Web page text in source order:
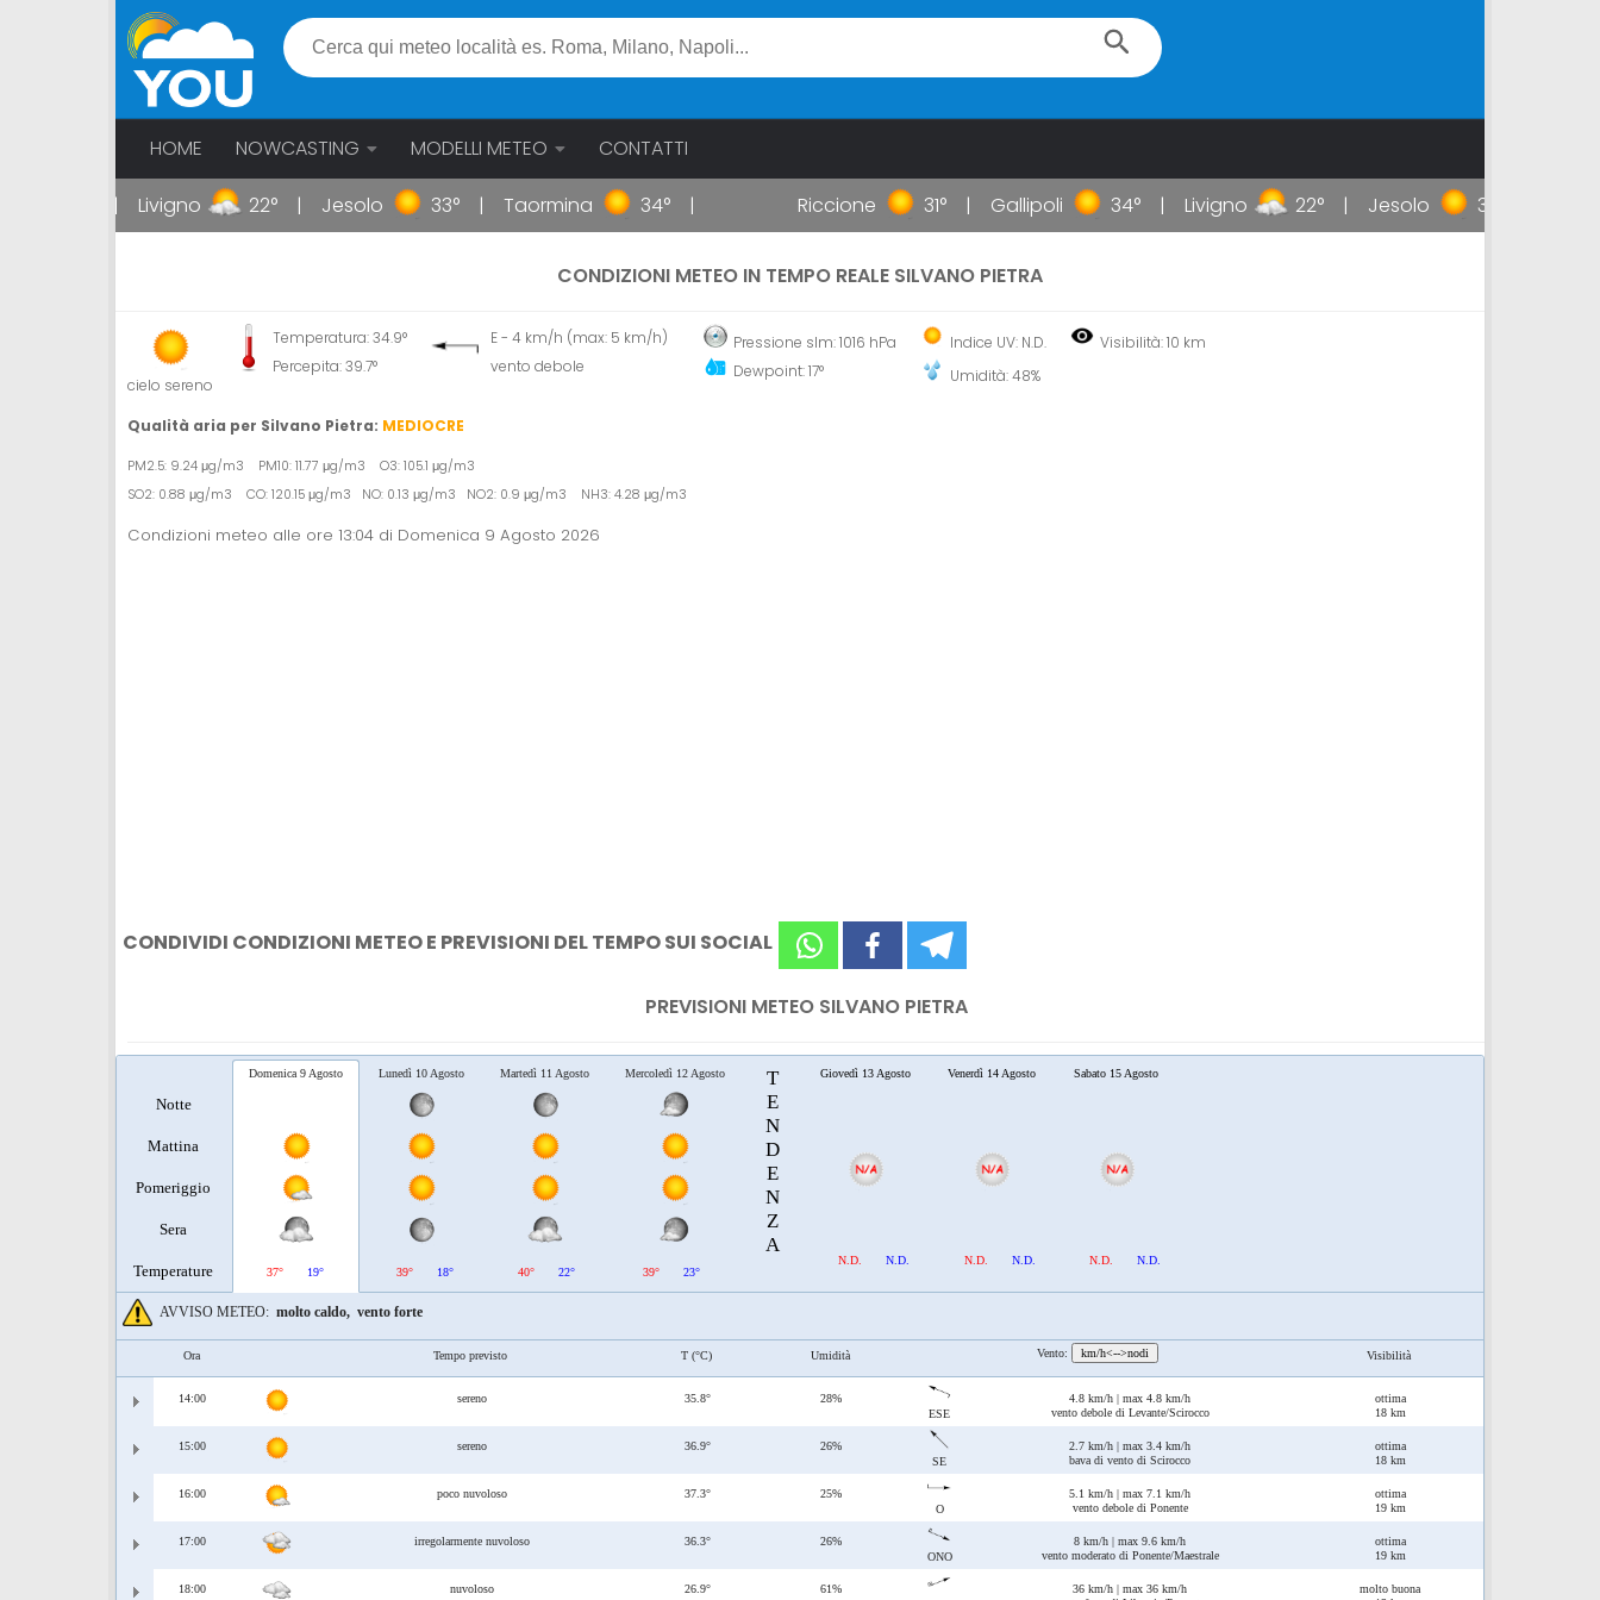
HOME NOWCASTING MODELLI METEO CONTATTI
Livigno 22° Jesolo 33° Taormina 34° Riccione 31° Gallipoli 34° Livigno 22° Jesolo 33°
CONDIZIONI METEO IN TEMPO REALE SILVANO PIETRA
cielo sereno
Temperatura: 34.9°
Percepita: 39.7°
E - 4 km/h (max: 5 km/h)
vento debole
Pressione slm: 1016 hPa
Dewpoint: 17°
Indice UV: N.D.
Umidità: 48%
Visibilità: 10 km
Qualità aria per Silvano Pietra: MEDIOCRE
PM2.5: 9.24 μg/m3 PM10: 11.77 μg/m3 O3: 105.1 μg/m3
SO2: 0.88 μg/m3 CO: 120.15 μg/m3 NO: 0.13 μg/m3 NO2: 0.9 μg/m3 NH3: 4.28 μg/m3
Condizioni meteo alle ore 13:04 di Domenica 9 Agosto 2026
CONDIVIDI CONDIZIONI METEO E PREVISIONI DEL TEMPO SUI SOCIAL
PREVISIONI METEO SILVANO PIETRA
Notte
Mattina
Pomeriggio
Sera
Temperature
Domenica 9 Agosto
37° 19°
Lunedì 10 Agosto
39° 18°
Martedì 11 Agosto
40° 22°
Mercoledì 12 Agosto
39° 23°
T
E
N
D
E
N
Z
A
Giovedì 13 Agosto
N.D. N.D.
Venerdì 14 Agosto
N.D. N.D.
Sabato 15 Agosto
N.D. N.D.
AVVISO METEO: molto caldo, vento forte
Ora Tempo previsto T (°C) Umidità Vento: km/h<-->nodi Visibilità
14:00 sereno 35.8°
28%
ESE
4.8 km/h | max 4.8 km/h
vento debole di Levante/Scirocco
ottima
18 km
15:00 sereno 36.9°
26%
SE
2.7 km/h | max 3.4 km/h
bava di vento di Scirocco
ottima
18 km
16:00 poco nuvoloso 37.3°
25%
O
5.1 km/h | max 7.1 km/h
vento debole di Ponente
ottima
19 km
17:00 irregolarmente nuvoloso 36.3°
26%
ONO
8 km/h | max 9.6 km/h
vento moderato di Ponente/Maestrale
ottima
19 km
18:00 nuvoloso 26.9°
61%
36 km/h | max 36 km/h
molto buona